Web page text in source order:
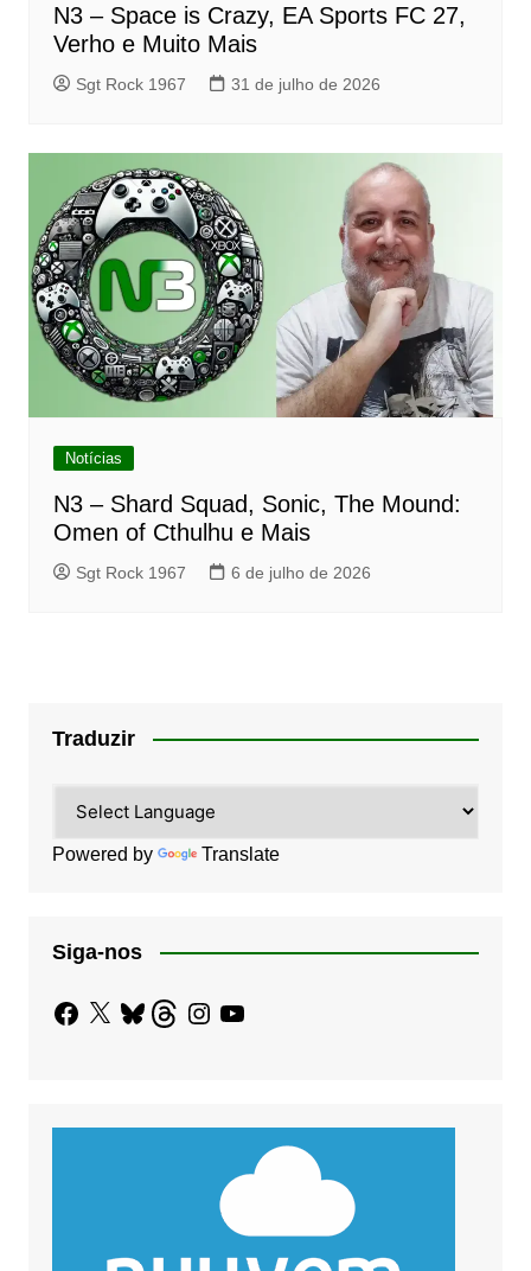
N3 – Space is Crazy, EA Sports FC 27,
Verho e Muito Mais
Sgt Rock 1967 31 de julho de 2026
Notícias
N3 – Shard Squad, Sonic, The Mound:
Omen of Cthulhu e Mais
Sgt Rock 1967 6 de julho de 2026
Traduzir
Powered by Translate
Siga-nos
Facebook
X BlueskyThreadsInstagram
YouTube